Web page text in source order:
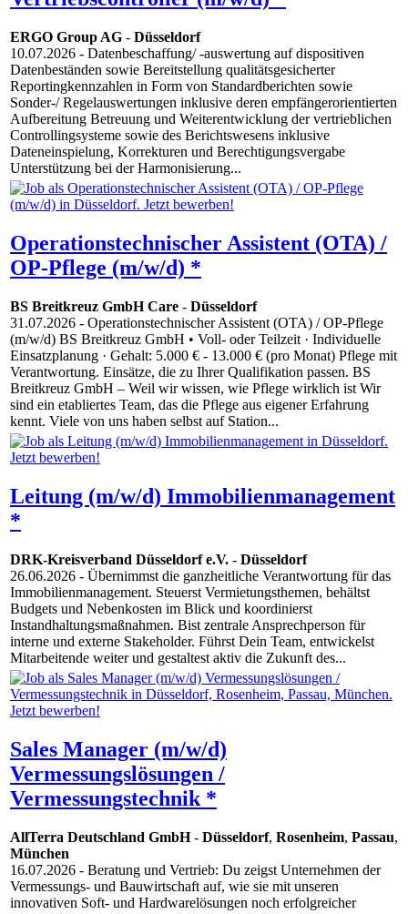
ERGO Group AG - Düsseldorf
10.07.2026 - Datenbeschaffung/ -auswertung auf dispositiven
Datenbeständen sowie Bereitstellung qualitätsgesicherter
Reportingkennzahlen in Form von Standardberichten sowie
Sonder-/ Regelauswertungen inklusive deren empfängerorientierten
Aufbereitung Betreuung und Weiterentwicklung der vertrieblichen
Controllingsysteme sowie des Berichtswesens inklusive
Dateneinspielung, Korrekturen und Berechtigungsvergabe
Unterstützung bei der Harmonisierung...
Operationstechnischer Assistent (OTA) /
OP-Pflege (m/w/d) *
BS Breitkreuz GmbH Care - Düsseldorf
31.07.2026 - Operationstechnischer Assistent (OTA) / OP-Pflege
(m/w/d) BS Breitkreuz GmbH • Voll- oder Teilzeit · Individuelle
Einsatzplanung · Gehalt: 5.000 € - 13.000 € (pro Monat) Pflege mit
Verantwortung. Einsätze, die zu Ihrer Qualifikation passen. BS
Breitkreuz GmbH – Weil wir wissen, wie Pflege wirklich ist Wir
sind ein etabliertes Team, das die Pflege aus eigener Erfahrung
kennt. Viele von uns haben selbst auf Station...
Leitung (m/w/d) Immobilienmanagement
*
DRK-Kreisverband Düsseldorf e.V. - Düsseldorf
26.06.2026 - Übernimmst die ganzheitliche Verantwortung für das
Immobilienmanagement. Steuerst Vermietungsthemen, behältst
Budgets und Nebenkosten im Blick und koordinierst
Instandhaltungsmaßnahmen. Bist zentrale Ansprechperson für
interne und externe Stakeholder. Führst Dein Team, entwickelst
Mitarbeitende weiter und gestaltest aktiv die Zukunft des...
Sales Manager (m/w/d)
Vermessungslösungen /
Vermessungstechnik *
AllTerra Deutschland GmbH- Düsseldorf, Rosenheim, Passau,
München
16.07.2026 - Beratung und Vertrieb: Du zeigst Unternehmen der
Vermessungs- und Bauwirtschaft auf, wie sie mit unseren
innovativen Soft- und Hardwarelösungen noch erfolgreicher